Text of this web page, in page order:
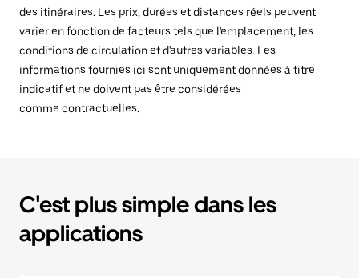
des itinéraires. Les prix, durées et distances réels peuvent
varier en fonction de facteurs tels que l'emplacement, les
conditions de circulation et d'autres variables. Les
informations fournies ici sont uniquement données à titre
indicatif et ne doivent pas être considérées
comme contractuelles.
C'est plus simple dans les
applications